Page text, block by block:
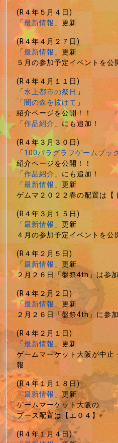
(R４年５月４日)
「最新情報」更新
(R４年４月２７日)
「最新情報」更新
５月の参加予定イベントを公
(R４年４月１１日)
「水上都市の祭日」
「闇の森を抜けて」
紹介ページを公開！！
「作品紹介」にも追加！
(R４年３月３０日)
「100パラグラフゲームブッ
紹介ページを公開！！
「作品紹介」にも追加！
「最新情報」更新
ゲムマ２０２２春の配置は【
(R４年３月１５日)
「最新情報」更新
４月の参加予定イベントを公
(R４年２月５日)
「最新情報」更新
２月２６日「盤祭4th」は参
(R４年２月２日)
「最新情報」更新
２月２６日「盤祭4th」に参
(R４年２月１日)
「最新情報」更新
ゲームマーケット大阪が中
報
(R４年１月１８日)
「最新情報」更新
ゲームマーケット大阪の
ブース配置は【エ０４】
(R４年１月４日)